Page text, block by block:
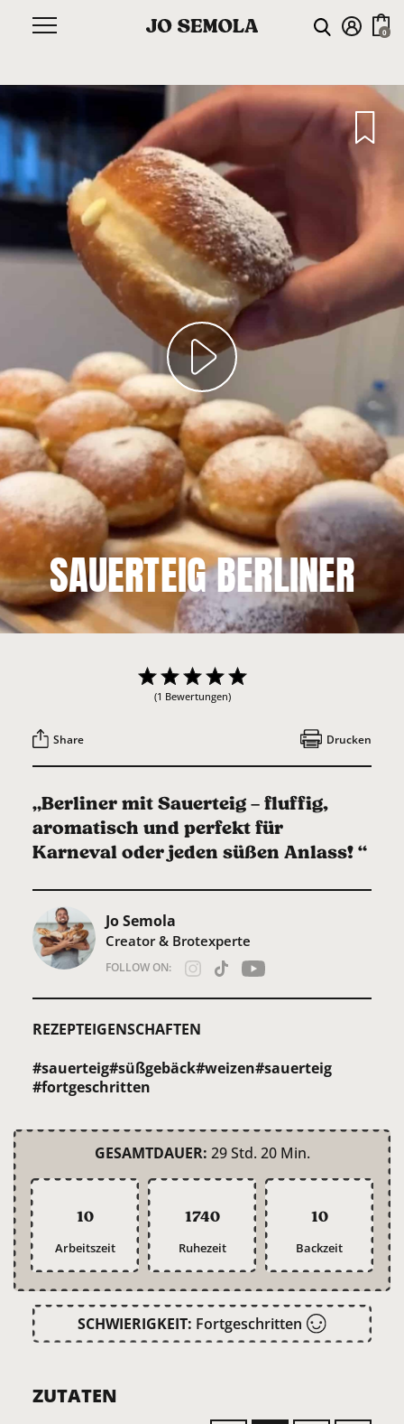
SAUERTEIG BERLINER
Share
(1 Bewertungen)
Drucken
„Berliner mit Sauerteig – fluffig,
aromatisch und perfekt für
Karneval oder jeden süßen Anlass! “
Jo Semola
Creator & Brotexperte
FOLLOW ON:
REZEPTEIGENSCHAFTEN
#sauerteig#süßgebäck#weizen#sauerteig
#fortgeschritten
GESAMTDAUER: 29 Std. 20 Min.
10
Arbeitszeit
1740
Ruhezeit
10
Backzeit
SCHWIERIGKEIT: Fortgeschritten
ZUTATEN